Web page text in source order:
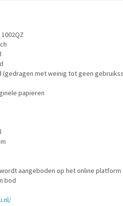
(gedragen met weinig tot geen
papieren
aangeboden op het online platform
bod